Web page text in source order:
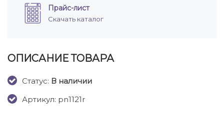
Прайс-лист
Скачать каталог
ОПИСАНИЕ ТОВАРА
Cтатус: В наличии
Артикул: pn1121r